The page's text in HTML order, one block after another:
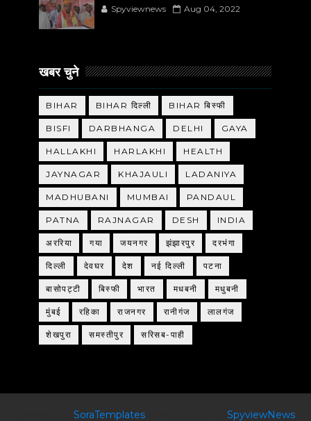
Spyviewnews Aug 04, 2022
खबर चुने
BIHAR BIHAR दिल्ली BIHAR बिस्फी
BISFI DARBHANGA DELHI GAYA
HALLAKHI HARLAKHI HEALTH
JAYNAGAR KHAJAULI LADANIYA
MADHUBANI MUMBAI PANDAUL
PATNA RAJNAGAR DESH INDIA
अररिया गया जयनगर झंझारपुर दरभंगा
दिल्ली देवघर देश नई दिल्ली पटना
बासोपट्टी बिस्फी भारत मधबनी मधुबनी
मुंबई रहिका राजनगर रानीगंज लालगंज
शेखपुरा समस्तीपुर सरिसब-पाही
SoraTemplates| Distributed By SpyviewNews